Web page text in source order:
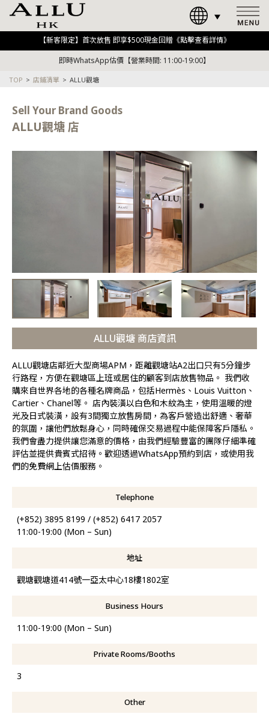
【新客限定】首次放售 即享$500現金回贈《點擊查看詳情》
即時WhatsApp估價【營業時間: 11:00-19:00】
TOP 店鋪清單 ALLU觀塘
Sell Your Brand Goods
ALLU觀塘 店
ALLU觀塘 商店資訊
ALLU觀塘店鄰近大型商場APM，距離觀塘站A2出口只有5分鐘步
行路程，方便在觀塘區上班或居住的顧客到店放售物品。 我們收
購來自世界各地的各種名牌商品，包括Hermès、Louis Vuitton、
Cartier、Chanel等。 店內裝潢以白色和木紋為主，使用溫暖的燈
光及日式裝潢，設有3間獨立放售房間，為客戶營造出舒適、奢華
的氛圍，讓他們放鬆身心，同時確保交易過程中能保障客戶隱私。
我們會盡力提供讓您滿意的價格，由我們經驗豐富的團隊仔細準確
評估並提供貴賓式招待。歡迎透過WhatsApp預約到店，或使用我
們的免費網上估價服務。
Telephone
(+852) 3895 8199 / (+852) 6417 2057
11:00-19:00 (Mon – Sun)
地址
觀塘觀塘道414號一亞太中心18樓1802室
Business Hours
11:00-19:00 (Mon – Sun)
Private Rooms/Booths
3
Other